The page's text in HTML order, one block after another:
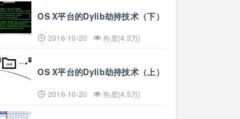
OS X平台的Dylib劫持技术（下）
2016-10-20 热度{4.3万}
OS X平台的Dylib劫持技术（上）
2016-10-20 热度{4.5万}